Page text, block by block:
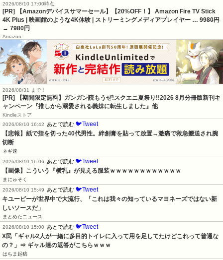
2026/08/10 17:00時点
[PR] 【Amazonデバイスサマーセール】【20%OFF！】 Amazon Fire TV Stick
4K Plus | 映画館のような4K体験 | ストリーミングメディアプレイヤー … 9980円
→ 7980円
Amazon
2026/08/31 まで！
[PR] 【期間限定無料】ガンガン読もうぜ!スクエニ夏祭り!!2026 8月分冊版新刊キ
ャンペーン『推しから溺愛される義妹に転生しました』他
Kindleストア
2026/08/10 16:42
あとで読む 🐦Tweet
【悲報】紙で指を切った40代男性。絆創膏を貼って放置→激痛で救急搬送され腕
切断
ネギ速
2026/08/10 16:06
あとで読む 🐦Tweet
【画像】こういう『横乳』が見える服装ｗｗｗｗｗｗｗｗｗｗｗｗ
まにゅそく
2026/08/10 15:49
あとで読む 🐦Tweet
キユーピーが世界中で大流行、「これは我々の知っているマヨネーズではない新
しいソースだ」
まとめたニュース
2026/08/10 15:00
あとで読む 🐦Tweet
X民「ギャル2人が一緒に多目的トイレに入って用を足してたけどこれって普通な
の？」⇒ ギャル達の返答がこちらｗｗｗ
はちま起稿